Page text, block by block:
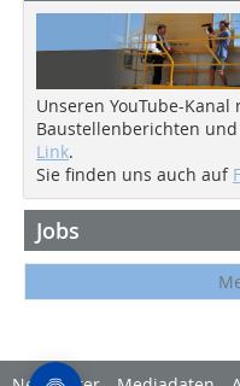
Unseren YouTube-Kanal
Baustellenberichten
Link.
Sie finden uns auch auf
Jobs